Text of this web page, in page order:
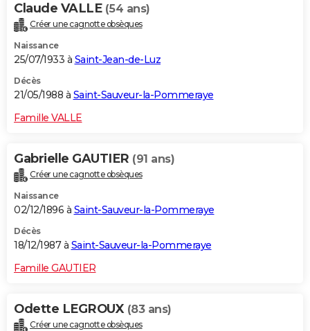
Claude VALLE (54 ans)
Créer une cagnotte obsèques
Naissance
25/07/1933 à Saint-Jean-de-Luz
Décès
21/05/1988 à Saint-Sauveur-la-Pommeraye
Famille VALLE
Gabrielle GAUTIER (91 ans)
Créer une cagnotte obsèques
Naissance
02/12/1896 à Saint-Sauveur-la-Pommeraye
Décès
18/12/1987 à Saint-Sauveur-la-Pommeraye
Famille GAUTIER
Odette LEGROUX (83 ans)
Créer une cagnotte obsèques